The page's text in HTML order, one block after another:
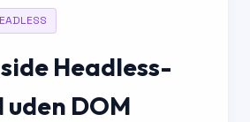
Headless-
DOM